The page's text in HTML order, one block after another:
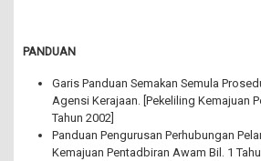
PANDUAN
Garis Panduan Semakan Semula
Agensi Kerajaan. [Pekeliling Kemajuan
Tahun 2002]
Panduan Pengurusan Perhubungan
Kemajuan Pentadbiran Awam Bil. 1